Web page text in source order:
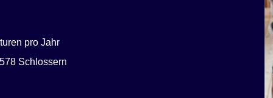
pro Jahr
Schlossern